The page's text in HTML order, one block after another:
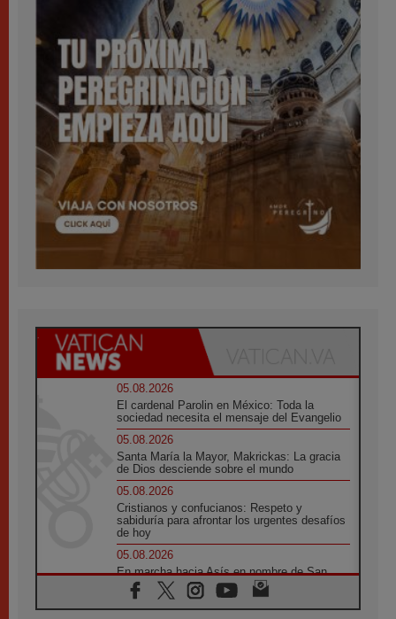
05.08.2026
El cardenal Parolin en México: Toda la
sociedad necesita el mensaje del Evangelio
05.08.2026
Santa María la Mayor, Makrickas: La gracia
de Dios desciende sobre el mundo
05.08.2026
Cristianos y confucianos: Respeto y
sabiduría para afrontar los urgentes desafíos
de hoy
05.08.2026
En marcha hacia Asís en nombre de San
Francisco, a la espera de León
05.08.2026